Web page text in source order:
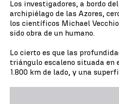
Los investigadores, a bordo
archipiélago de las Azores,
los científicos Michael
sido obra de un humano.
Lo cierto es que las
triángulo escaleno situada en
1.800 km de lado, y una